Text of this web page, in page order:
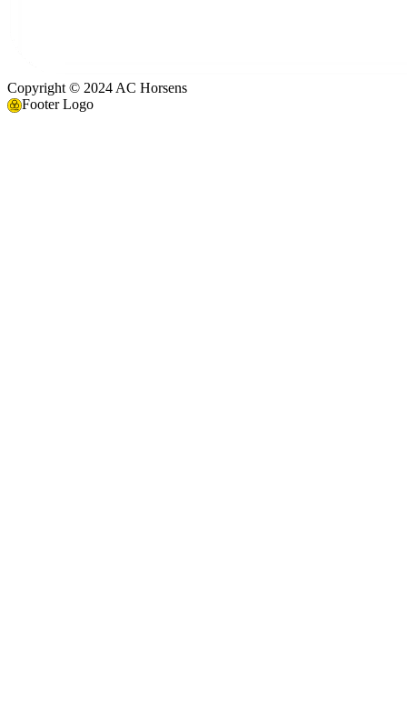
Copyright © 2024 AC Horsens
Footer Logo